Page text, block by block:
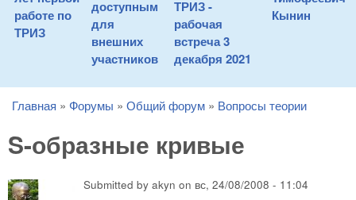
работе по
ТРИЗ
доступным
для
внешних
участников
ТРИЗ -
рабочая
встреча 3
декабря 2021
Кынин
You are here
Главная » Форумы » Общий форум » Вопросы теории
S-образные кривые
Submitted by akyn on вс, 24/08/2008 - 11:04